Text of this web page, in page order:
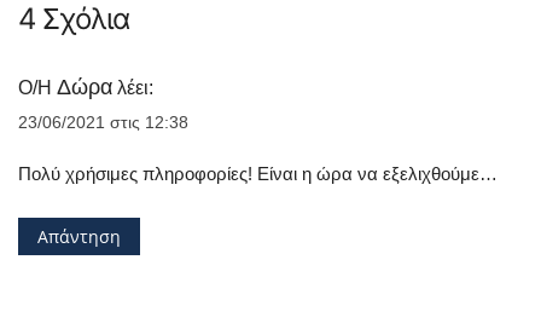
4 Σχόλια
Ο/Η Δώρα λέει:
23/06/2021 στις 12:38
Πολύ χρήσιμες πληροφορίες! Είναι η ώρα να εξελιχθούμε…
Απάντηση